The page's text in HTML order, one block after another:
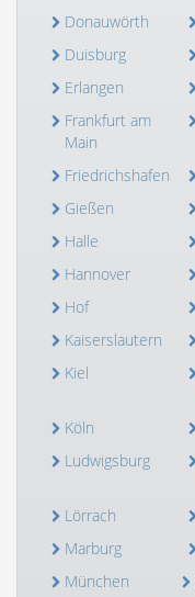
Donauwörth
Duisburg
Erlangen
Frankfurt am
Main
Friedrichshafen
Gießen
Halle
Hannover
Hof
Kaiserslautern
Kiel
Köln
Ludwigsburg
Lörrach
Marburg
München